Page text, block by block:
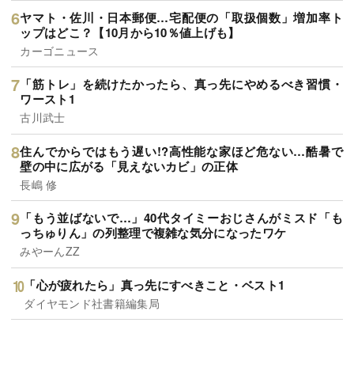
ヤマト・佐川・日本郵便…宅配便の「取扱個数」増加率ト
ップはどこ？【10月から10％値上げも】
カーゴニュース
「筋トレ」を続けたかったら、真っ先にやめるべき習慣・
ワースト1
古川武士
住んでからではもう遅い!?高性能な家ほど危ない…酷暑で
壁の中に広がる「見えないカビ」の正体
長嶋 修
「もう並ばないで…」40代タイミーおじさんがミスド「も
っちゅりん」の列整理で複雑な気分になったワケ
みやーんZZ
「心が疲れたら」真っ先にすべきこと・ベスト1
ダイヤモンド社書籍編集局